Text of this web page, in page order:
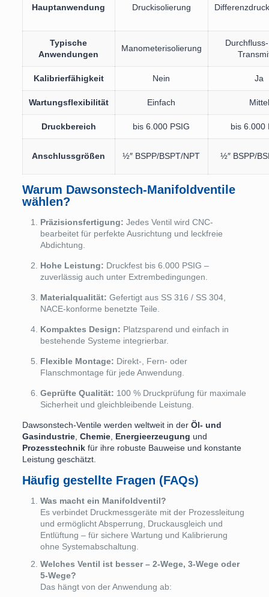
Hauptanwendung Druckisolierung
Typische
Anwendungen
Manometerisolierung
Kalibrierfähigkeit Nein Ja
Wartungsflexibilität Einfach Mittel
Druckbereich bis 6.000 PSIG bis 6.000
Anschlussgrößen ½″ BSPP/BSPT/NPT ½″ BSPP/
Warum Dawsonstech-Manifoldventile
wählen?
Präzisionsfertigung: Jedes Ventil wird CNC-
bearbeitet für perfekte Ausrichtung und leckfreie
Abdichtung.
Hohe Leistung: Druckfest bis 6.000 PSIG –
zuverlässig auch unter Extrembedingungen.
Materialqualität: Gefertigt aus SS 316 / SS 304,
NACE-konforme benetzte Teile.
Kompaktes Design: Platzsparend und einfach in
bestehende Systeme integrierbar.
Flexible Montage: Direkt-, Fern- oder
Flanschmontage für jede Anwendung.
Geprüfte Qualität: 100 % Druckprüfung für maximale
Sicherheit und gleichbleibende Leistung.
Dawsonstech-Ventile werden weltweit in der Öl- und
Gasindustrie, Chemie, Energieerzeugung und
Prozesstechnikfür ihre robuste Bauweise und konstante
Leistung geschätzt.
Häufig gestellte Fragen (FAQs)
Was macht ein Manifoldventil?
Es verbindet Druckmessgeräte mit der Prozessleitung
und ermöglicht Absperrung, Druckausgleich und
Entlüftung – für sichere Wartung und Kalibrierung
ohne Systemabschaltung.
Welches Ventil ist besser – 2-Wege, 3-Wege oder
5-Wege?
Das hängt von der Anwendung ab: